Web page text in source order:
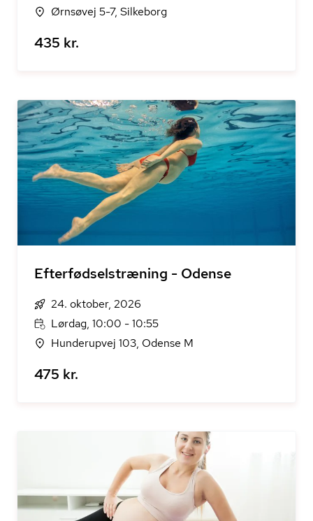
Ørnsøvej 5-7, Silkeborg
435 kr.
Efterfødselstræning - Odense
24. oktober, 2026
Lørdag, 10:00 - 10:55
Hunderupvej 103, Odense M
475 kr.